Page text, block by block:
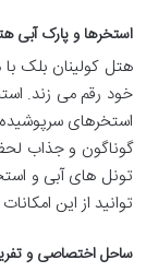
استخرها و پارک آبی
هتل کولینان بلک
خود رقم می زند.
استخرهای
گوناگون و جذاب
تونل های آبی و
توانید از این
ساحل اختصاصی و